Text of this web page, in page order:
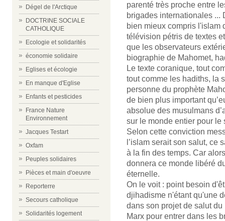
Dégel de l'Arctique
DOCTRINE SOCIALE
CATHOLIQUE
Ecologie et solidarités
économie solidaire
Eglises et écologie
En manque d'Eglise
Enfants et pesticides
France Nature
Environnement
Jacques Testart
Oxfam
Peuples solidaires
Pièces et main d'oeuvre
Reporterre
Secours catholique
Solidarités logement
parenté très proche entre
brigades internationales ...
bien mieux compris l'islam
télévision pétris de textes
que les observateurs
biographie de Mahomet,
Le texte coranique, tout
tout comme les hadiths, la
personne du prophète
de bien plus important
absolue des musulmans
sur le monde entier pour le
Selon cette conviction
l’islam serait son salut, ce
à la fin des temps. Car
donnera ce monde libéré
éternelle.
On le voit : point besoin
djihadisme n'étant qu'une
dans son projet de salut
Marx pour entrer dans les